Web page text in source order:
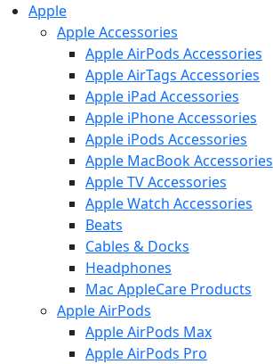
Apple
Apple Accessories
Apple AirPods Accessories
Apple AirTags Accessories
Apple iPad Accessories
Apple iPhone Accessories
Apple iPods Accessories
Apple MacBook Accessories
Apple TV Accessories
Apple Watch Accessories
Beats
Cables & Docks
Headphones
Mac AppleCare Products
Apple AirPods
Apple AirPods Max
Apple AirPods Pro